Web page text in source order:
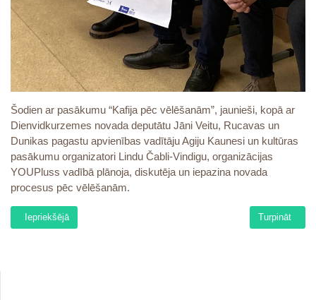
Šodien ar pasākumu “Kafija pēc vēlēšanām”, jaunieši, kopā ar
Dienvidkurzemes novada deputātu Jāni Veitu, Rucavas un
Dunikas pagastu apvienības vadītāju Agiju Kaunesi un kultūras
pasākumu organizatori Lindu Čabli-Vindigu, organizācijas
YOUPluss vadībā plānoja, diskutēja un iepazina novada
procesus pēc vēlēšanām.
Iepriekšējais raksts: 112 diena
Iepriekšējā Nākamais
Turpināt